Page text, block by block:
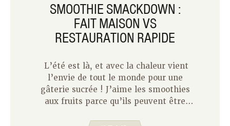
SMOOTHIE SMACKDOWN :
FAIT MAISON VS
RESTAURATION RAPIDE
L’été est là, et avec la chaleur vient
l’envie de tout le monde pour une
gâterie sucrée ! J’aime les smoothies
aux fruits parce qu’ils peuvent être